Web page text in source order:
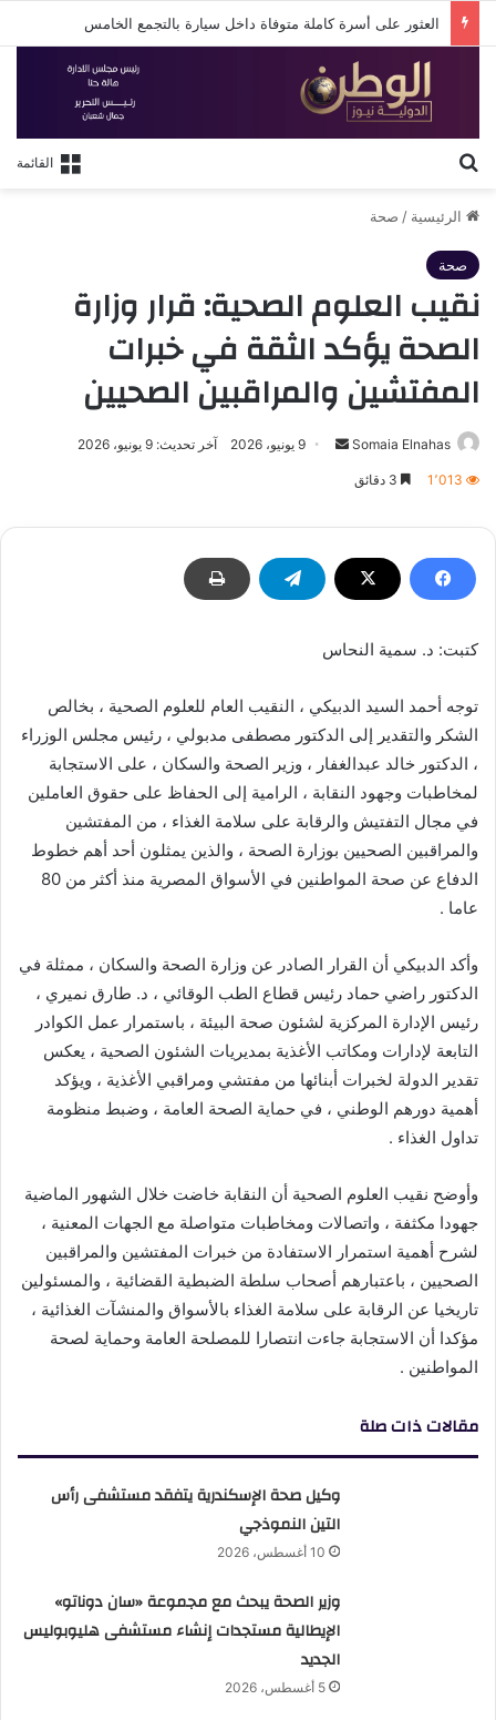
العثور على أسرة كاملة متوفاة داخل سيارة بالتجمع الخامس
القائمة
الرئيسية / صحة
صحة
نقيب العلوم الصحية: قرار وزارة
الصحة يؤكد الثقة في خبرات
المفتشين والمراقبين الصحيين
Somaia Elnahas
أرسل 9 يونيو، 2026 آخر تحديث: 9 يونيو، 2026
1٬013
كتبت: د. سمية النحاس
توجه أحمد السيد الدبيكي ، النقيب العام للعلوم الصحية ، بخالص
الشكر والتقدير إلى الدكتور مصطفى مدبولي ، رئيس مجلس الوزراء
، الدكتور خالد عبدالغفار ، وزير الصحة والسكان ، على الاستجابة
لمخاطبات وجهود النقابة ، الرامية إلى الحفاظ على حقوق العاملين
في مجال التفتيش والرقابة على سلامة الغذاء ، من المفتشين
والمراقبين الصحيين بوزارة الصحة ، والذين يمثلون أحد أهم خطوط
الدفاع عن صحة المواطنين في الأسواق المصرية منذ أكثر من 80
عاما .
وأكد الدبيكي أن القرار الصادر عن وزارة الصحة والسكان ، ممثلة في
الدكتور راضي حماد رئيس قطاع الطب الوقائي ، د. طارق نميري ،
رئيس الإدارة المركزية لشئون صحة البيئة ، باستمرار عمل الكوادر
التابعة لإدارات ومكاتب الأغذية بمديريات الشئون الصحية ، يعكس
تقدير الدولة لخبرات أبنائها من مفتشي ومراقبي الأغذية ، ويؤكد
أهمية دورهم الوطني ، في حماية الصحة العامة ، وضبط منظومة
تداول الغذاء .
وأوضح نقيب العلوم الصحية أن النقابة خاضت خلال الشهور الماضية
جهودا مكثفة ، واتصالات ومخاطبات متواصلة مع الجهات المعنية ،
لشرح أهمية استمرار الاستفادة من خبرات المفتشين والمراقبين
الصحيين ، باعتبارهم أصحاب سلطة الضبطية القضائية ، والمسئولين
تاريخيا عن الرقابة على سلامة الغذاء بالأسواق والمنشآت الغذائية ،
مؤكدا أن الاستجابة جاءت انتصارا للمصلحة العامة وحماية لصحة
المواطنين .
مقالات ذات صلة
وكيل صحة الإسكندرية يتفقد مستشفى رأس
التين النموذجي
10 أغسطس، 2026
وزير الصحة يبحث مع مجموعة «سان دوناتو»
الإيطالية مستجدات إنشاء مستشفى هليوبوليس
الجديد
5 أغسطس، 2026